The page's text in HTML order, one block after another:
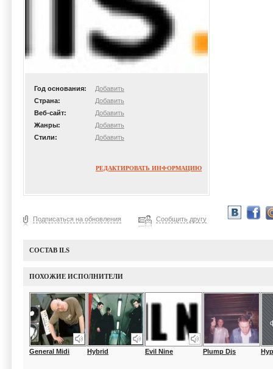
Год основания:
Добавить
Страна:
Добавить
Веб-сайт:
Добавить
Жанры:
Добавить
Стили:
Добавить
РЕДАКТИРОВАТЬ ИНФОРМАЦИЮ
Подписаться на обновления Сообщить другу
СОСТАВ ILS
ПОХОЖИЕ ИСПОЛНИТЕЛИ
General Midi Hybrid Evil Nine Plump Djs